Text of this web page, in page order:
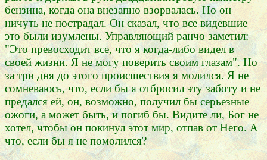
бензина, когда она внезапно взорвалась. Но он
ничуть не пострадал. Он сказал, что все видевшие
это были изумлены. Управляющий ранчо заметил:
"Это превосходит все, что я когда-либо видел в
своей жизни. Я не могу поверить своим глазам". Но
за три дня до этого происшествия я молился. Я не
сомневаюсь, что, если бы я отбросил эту заботу и не
предался ей, он, возможно, получил бы серьезные
ожоги, а может быть, и погиб бы. Видите ли, Бог не
хотел, чтобы он покинул этот мир, отпав от Него. А
что, если бы я не помолился?